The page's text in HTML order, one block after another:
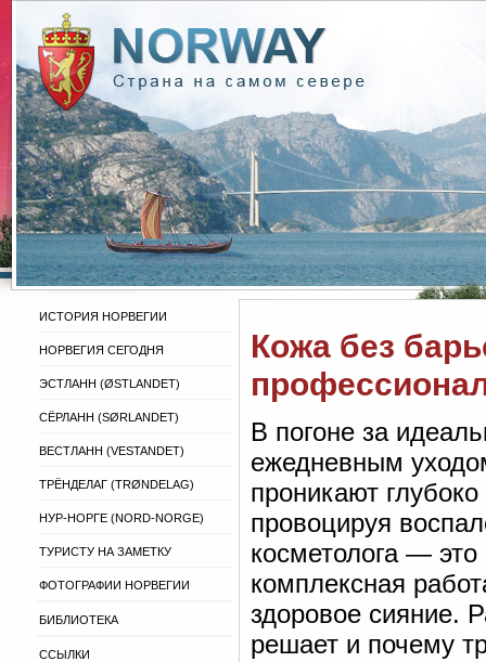
ИСТОРИЯ НОРВЕГИИ
НОРВЕГИЯ СЕГОДНЯ
ЭСТЛАНН (ØSTLANDET)
СЁРЛАНН (SØRLANDET)
ВЕСТЛАНН (VESTANDET)
ТРЁНДЕЛАГ (TRØNDELAG)
НУР-НОРГЕ (NORD-NORGE)
ТУРИСТУ НА ЗАМЕТКУ
ФОТОГРАФИИ НОРВЕГИИ
БИБЛИОТЕКА
ССЫЛКИ
Кожа без
В погоне за
ежедневным
проникают
провоцируя
косметолога —
комплексная
здоровое сияние.
решает и почему